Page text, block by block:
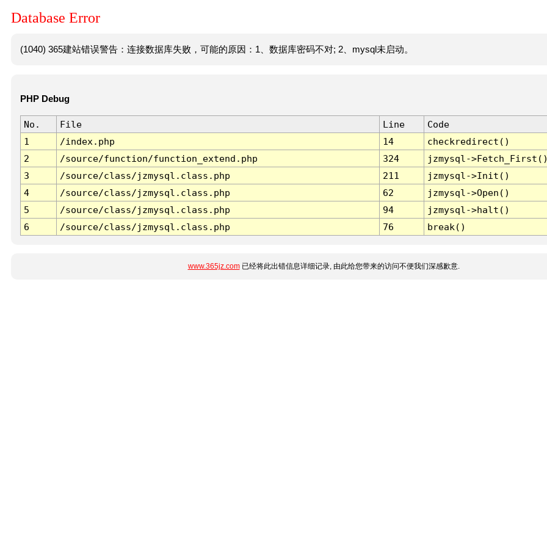
Database Error
(1040) 365建站错误警告：连接数据库失败，可能的原因：1、数据库密码不对; 2、mysql未启动。
PHP Debug
No. File Line
Code
1
/index.php 14
checkredirect()
2
/source/function/function_extend.php 324
jzmysql-
3
/source/class/jzmysql.class.php 211
jzmysql->Init()
4
/source/class/jzmysql.class.php 62
jzmysql->Open()
5
/source/class/jzmysql.class.php 94
jzmysql->halt()
6
/source/class/jzmysql.class.php 76 break()
www.365jz.com已经将此出错信息详细记录, 由此给您带来的访问不便我们深感歉意.